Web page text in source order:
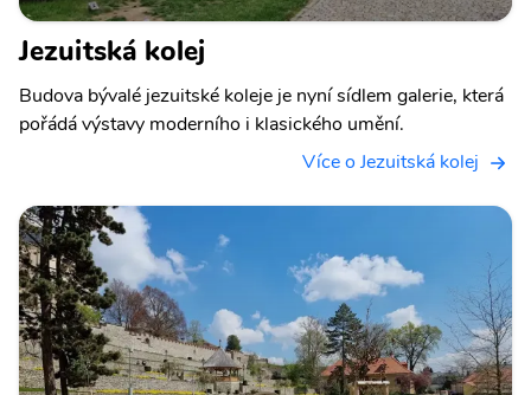
Jezuitská kolej
Budova bývalé jezuitské koleje je nyní sídlem galerie, která
pořádá výstavy moderního i klasického umění.
Více o Jezuitská kolej